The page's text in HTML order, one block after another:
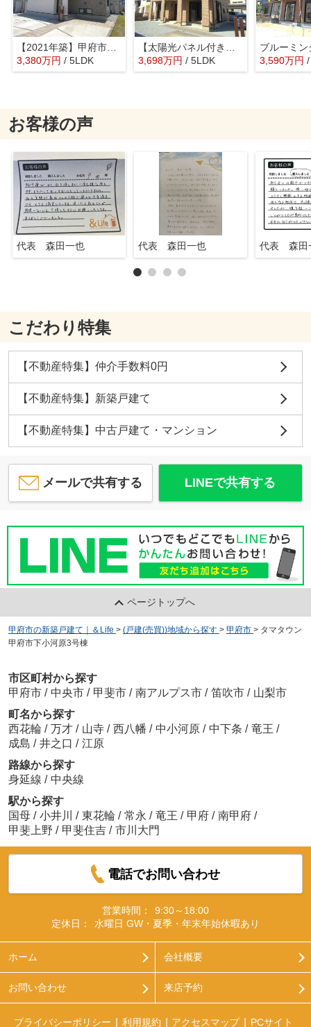
【2021年築】甲府市上町
3,380万円 / 5LDK
3,698万円 / 5LDK 3,590万円
お客様の声
代表 森田一也 代表 森田一也 代表 森田
こだわり特集
【不動産特集】仲介手数料0円
【不動産特集】新築戸建て
【不動産特集】中古戸建て・マンション
メールで共有する LINEで共有する
ページトップへ
甲府市の新築戸建て｜＆Life > (戸建(売買))地域から探す > 甲府市 > タマタウン
甲府市下小河原3号棟
市区町村から探す
甲府市 / 中央市 / 甲斐市 / 南アルプス市 / 笛吹市 / 山梨市
町名から探す
西花輪 / 万才 / 山寺 / 西八幡 / 中小河原 / 中下条 / 竜王 /
成島 / 井之口 / 江原
路線から探す
身延線 / 中央線
駅から探す
国母 / 小井川 / 東花輪 / 常永 / 竜王 / 甲府 / 南甲府 /
甲斐上野 / 甲斐住吉 / 市川大門
電話でお問い合わせ
営業時間：
9:30～18:00
定休日：
水曜日 GW・夏季・年末年始休暇あり
ホーム 会社概要
お問い合わせ 来店予約
プライバシーポリシー 利用規約 アクセスマップ PCサイト